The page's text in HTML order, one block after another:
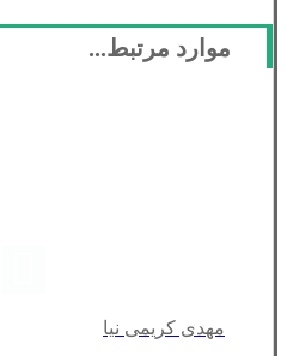
موارد مرتبط...
مهدی کریمی نیا